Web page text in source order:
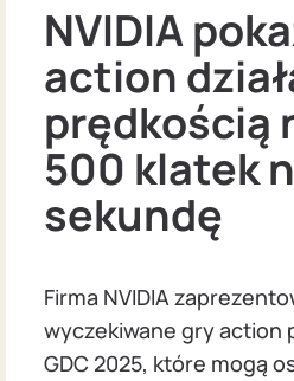
NVIDIA
action
prędkością
500 klatek
sekundę
Firma NVIDIA
wyczekiwane gry action
GDC 2025, które mogą